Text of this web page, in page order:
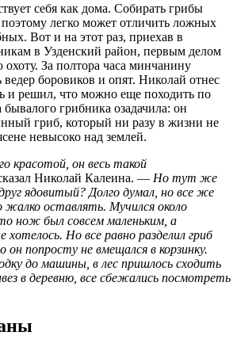
себя как дома. Собирать грибы
поэтому легко может отличить ложных
Вот и на этот раз, приехав в
в Узденский район, первым делом
охоту. За полтора часа минчанину
ведер боровиков и опят. Николай отнес
и решил, что можно еще походить по
бывалого грибника озадачила: он
гриб, который ни разу в жизни не
невысоко над землей.
красотой, он весь такой
Николай Калеина. — Но тут же
ядовитый? Долго думал, но все же
жалко оставлять. Мучился около
нож был совсем маленьким, а
хотелось. Но все равно разделил гриб
попросту не вмещался в корзинку.
до машины, в лес пришлось сходить
в деревню, все сбежались посмотреть